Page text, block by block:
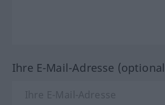
Ihre E-Mail-Adresse